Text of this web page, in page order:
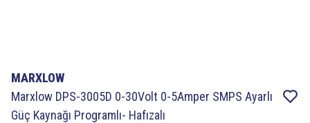
MARXLOW
Marxlow DPS-3005D 0-30Volt 0-5Amper SMPS Ayarlı
Güç Kaynağı Programlı- Hafızalı